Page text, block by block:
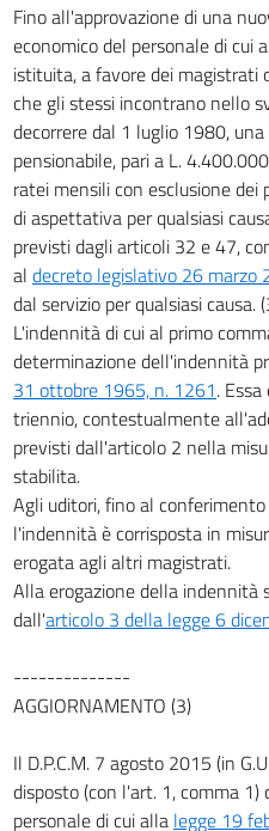
Fino all'approvazione di una
economico del personale di cui
istituita, a favore dei magistrati
che gli stessi incontrano nello
decorrere dal 1 luglio 1980,
pensionabile, pari a L.
ratei mensili con esclusione dei
di aspettativa per qualsiasi
previsti dagli articoli 32 e 47,
al decreto legislativo 26 marzo
dal servizio per qualsiasi causa.
L'indennità di cui al primo
determinazione dell'indennità
31 ottobre 1965, n. 1261.
triennio, contestualmente
previsti dall'articolo 2 nella
stabilita.
Agli uditori, fino al
l'indennità è corrisposta in
erogata agli altri magistrati.
Alla erogazione della indennità
dall'articolo 3 della legge 6
--------------
AGGIORNAMENTO (3)
Il D.P.C.M. 7 agosto 2015 (in
disposto (con l'art. 1, comma
personale di cui alla legge 19